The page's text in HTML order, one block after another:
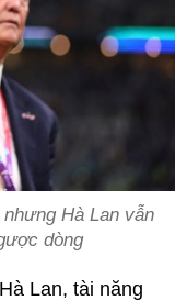
Hà Lan vẫn
dòng
Lan, tài năng